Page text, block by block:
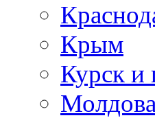
Крым
Курск и
Молдова